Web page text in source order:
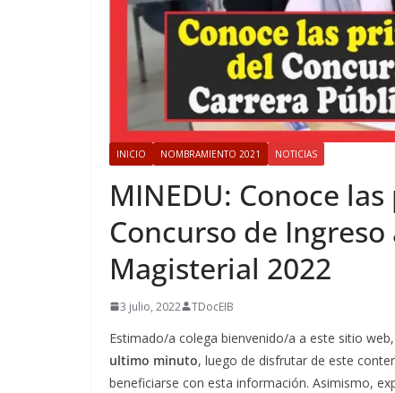
INICIO NOMBRAMIENTO 2021 NOTICIAS
MINEDU: Conoce
Concurso de
Magisterial 2022
3 julio, 2022 TDocEIB
Estimado/a colega bienvenido/a a este sitio
ultimo minuto, luego de disfrutar de este
beneficiarse con esta información. Asimismo,